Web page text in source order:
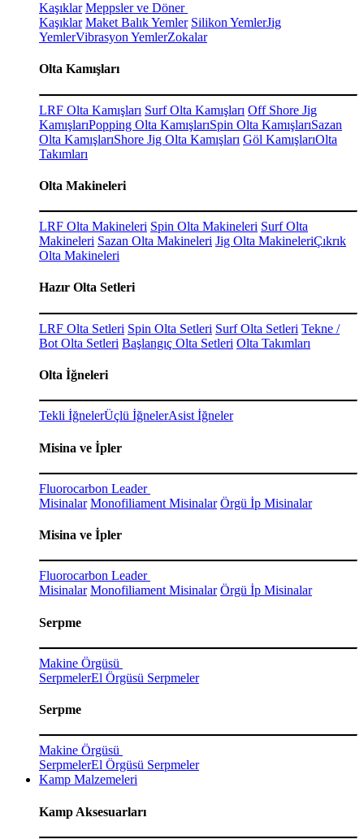
Kaşıklar Meppsler ve Döner
Kaşıklar Maket Balık Yemler Silikon YemlerJig
YemlerVibrasyon YemlerZokalar
Olta Kamışları
LRF Olta Kamışları Surf Olta Kamışları Off Shore Jig
KamışlarıPopping Olta KamışlarıSpin Olta KamışlarıSazan
Olta KamışlarıShore Jig Olta Kamışları Göl KamışlarıOlta
Takımları
Olta Makineleri
LRF Olta Makineleri Spin Olta Makineleri Surf Olta
Makineleri Sazan Olta Makineleri Jig Olta MakineleriÇıkrık
Olta Makineleri
Hazır Olta Setleri
LRF Olta Setleri Spin Olta Setleri Surf Olta Setleri Tekne /
Bot Olta Setleri Başlangıç Olta Setleri Olta Takımları
Olta İğneleri
Tekli İğnelerÜçlü İğnelerAsist İğneler
Misina ve İpler
Fluorocarbon Leader
Misinalar Monofiliament Misinalar Örgü İp Misinalar
Misina ve İpler
Fluorocarbon Leader
Misinalar Monofiliament Misinalar Örgü İp Misinalar
Serpme
Makine Örgüsü
SerpmelerEl Örgüsü Serpmeler
Serpme
Makine Örgüsü
SerpmelerEl Örgüsü Serpmeler
Kamp Malzemeleri
Kamp Aksesuarları